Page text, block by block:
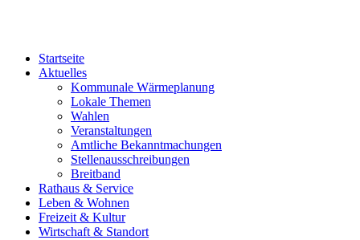
Startseite
Aktuelles
Kommunale Wärmeplanung
Lokale Themen
Wahlen
Veranstaltungen
Amtliche Bekanntmachungen
Stellenausschreibungen
Breitband
Rathaus & Service
Leben & Wohnen
Freizeit & Kultur
Wirtschaft & Standort